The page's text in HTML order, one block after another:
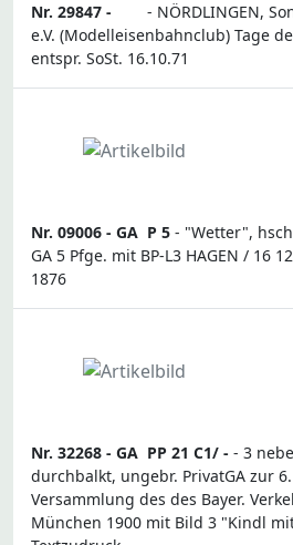
Nr. 29847 -
- NÖRDLINGEN,
e.V. (Modelleisenbahnclub) Tage
entspr. SoSt. 16.10.71
Nr. 09006 - GA P 5 - "Wetter",
GA 5 Pfge. mit BP-L3 HAGEN / 16
1876
Nr. 32268 - GA PP 21 C1/ - - 3
durchbalkt, ungebr. PrivatGA zur
Versammlung des des Bayer.
München 1900 mit Bild 3 "Kindl